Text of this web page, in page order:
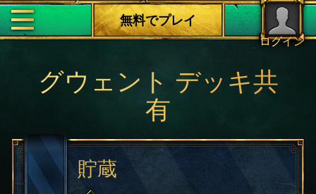
ログイン
無料でプレイ
グウェント デッキ共
有
貯蔵